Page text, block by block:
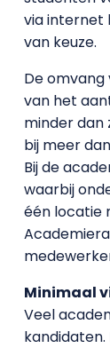
via internet
van keuze.
De omvang
van het
minder dan
bij meer
Bij de
waarbij
één locatie
Minimaal
Veel